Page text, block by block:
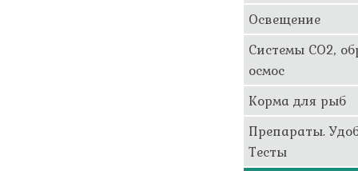
Освещение
Системы CO2,
осмос
Корма для рыб
Препараты.
Тесты